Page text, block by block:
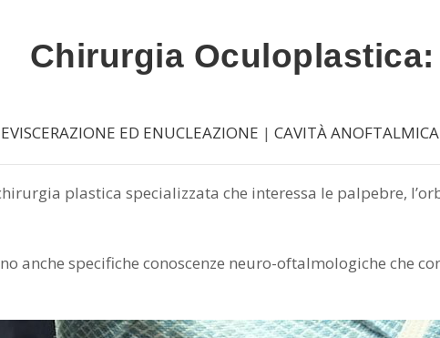
Chirurgia Oculoplastica:
EVISCERAZIONE ED ENUCLEAZIONE | CAVITÀ ANOFTALMICA
plastica specializzata che interessa le palpebre,
anche specifiche conoscenze neuro-oftalmologiche che